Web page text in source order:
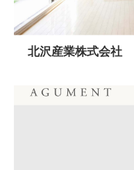
北沢産業株式会社